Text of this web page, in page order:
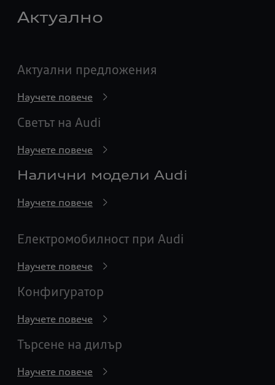
Актуално
Актуални предложения
Научете повече
Светът на Audi
Научете повече
Налични модели Audi
Научете повече
Електромобилност при Audi
Научете повече
Конфигуратор
Научете повече
Търсене на дилър
Научете повече